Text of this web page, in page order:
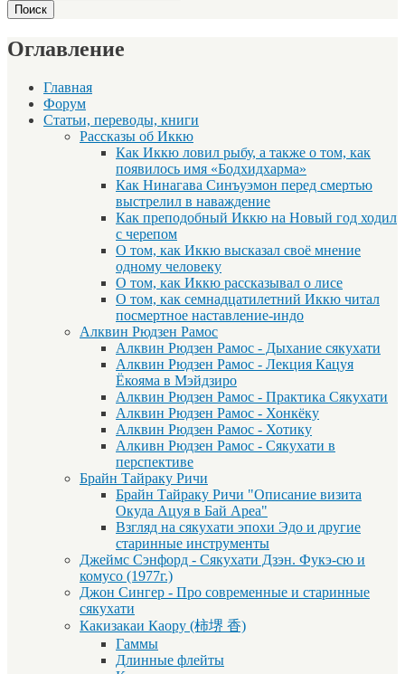
Оглавление
Главная
Форум
Статьи, переводы, книги
Рассказы об Иккю
Как Иккю ловил рыбу, а также о том, как
появилось имя «Бодхидхарма»
Как Нинагава Синъуэмон перед смертью
выстрелил в наваждение
Как преподобный Иккю на Новый год ходил
с черепом
О том, как Иккю высказал своё мнение
одному человеку
О том, как Иккю рассказывал о лисе
О том, как семнадцатилетний Иккю читал
посмертное наставление-индо
Алквин Рюдзен Рамос
Алквин Рюдзен Рамос - Дыхание сякухати
Алквин Рюдзен Рамос - Лекция Кацуя
Ёкояма в Мэйдзиро
Алквин Рюдзен Рамос - Практика Сякухати
Алквин Рюдзен Рамос - Хонкёку
Алквин Рюдзен Рамос - Хотику
Алкивн Рюдзен Рамос - Сякухати в
перспективе
Брайн Тайраку Ричи
Брайн Тайраку Ричи "Описание визита
Окуда Ацуя в Бай Ареа"
Взгляд на сякухати эпохи Эдо и другие
старинные инструменты
Джеймс Сэнфорд - Сякухати Дзэн. Фукэ-сю и
комусо (1977г.)
Джон Сингер - Про современные и старинные
сякухати
Какизакаи Каору (柿堺 香)
Гаммы
Длинные флейты